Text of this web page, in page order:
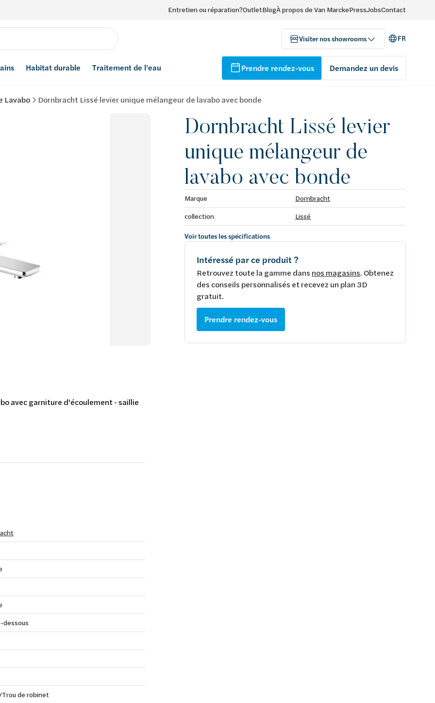
Entretien ou réparation?OutletBlogÀ propos de Van MarckePressJobsContact
Visiter nos showrooms FR
Habitat durable Traitement de l’eau Prendre rendez-vous Demandez un devis
Lavabo Dornbracht Lissé levier unique mélangeur de lavabo avec bonde
Dornbracht Lissé levier
unique mélangeur de
lavabo avec bonde
Marque
Dornbracht
collection
Lissé
Voir toutes les spécifications
Intéressé par ce produit ?
Retrouvez toute la gamme dans nos magasins. Obtenez
des conseils personnalisés et recevez un plan 3D
gratuit.
Prendre rendez-vous
avec garniture d'écoulement - saillie
dessous
Trou de robinet